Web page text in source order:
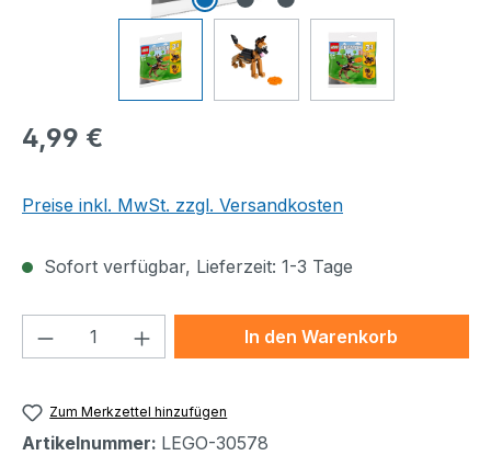
Regulärer Preis:
4,99 €
Preise inkl. MwSt. zzgl. Versandkosten
Sofort verfügbar, Lieferzeit: 1-3 Tage
Produkt Anzahl: Gib denIn den Warenkorb
Zum Merkzettel hinzufügen
Artikelnummer: LEGO-30578